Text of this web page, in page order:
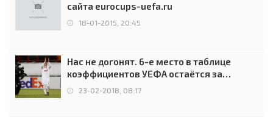
сайта eurocups-uefa.ru
18-01-2015, 20:45
Нас не догонят. 6-е место в таблице
коэффициентов УЕФА остаётся за
Россией
23-02-2018, 08:17